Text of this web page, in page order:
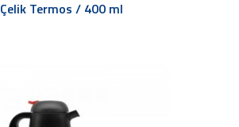
Çelik Termos / 400 ml